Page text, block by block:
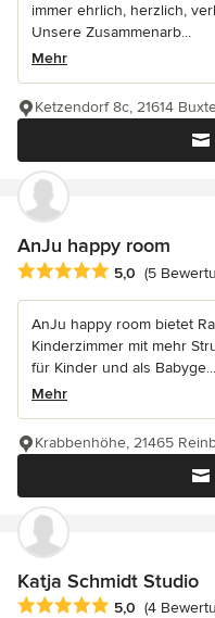
immer ehrlich, herzlich,
Unsere Zusammenarb...
Mehr
Ketzendorf 8c, 21614
AnJu happy room
Durchschnittliche
5,0 (5
AnJu happy room bietet
Kinderzimmer mit mehr
für Kinder und als Babyge...
Mehr
Krabbenhöhe, 21465
Katja Schmidt Studio
Durchschnittliche
5,0 (4